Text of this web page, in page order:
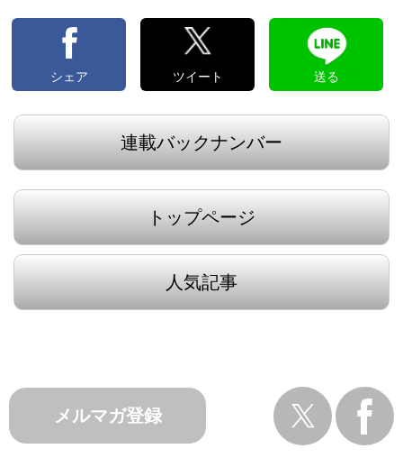
シェア ツイート 送る
連載バックナンバー
トップページ
人気記事
メルマガ登録